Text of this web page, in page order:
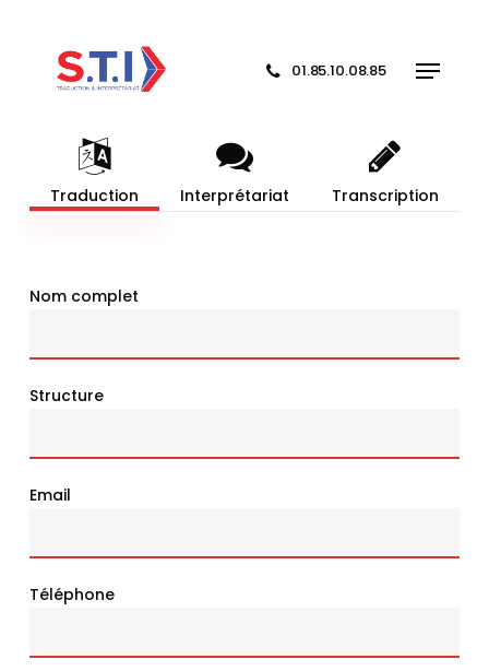
content
01.85.10.08.85 Menu
Traduction Interprétariat Transcription
Nom complet
Structure
Email
Téléphone